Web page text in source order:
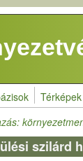
Térképek
szilárd